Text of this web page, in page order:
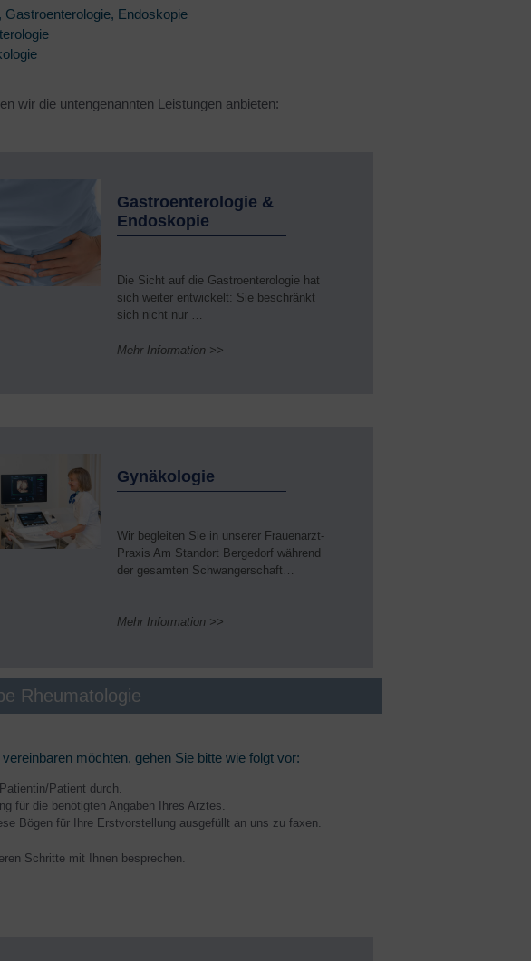
& Integrative
Sporttraumatologie
& Osteoporose
Rheumatologie
Seltene Erkrankungen
Urologie
Gastroenterologie, Endoskopie
wir die untengenannten Leistungen anbieten:
Gastroenterologie &
Endoskopie
Die Sicht auf die Gastroenterologie hat
sich weiter entwickelt: Sie beschränkt
sich nicht nur …
Mehr Information >>
Gynäkologie
Wir begleiten Sie in unserer Frauenarzt-
Praxis Am Standort Bergedorf während
der gesamten Schwangerschaft…
Mehr Information >>
Rheumatologie
möchten, gehen Sie bitte wie folgt vor:
Patient durch.
für die benötigten Angaben Ihres Arztes.
Bögen für Ihre Erstvorstellung ausgefüllt an uns zu faxen.
Schritte mit Ihnen besprechen.